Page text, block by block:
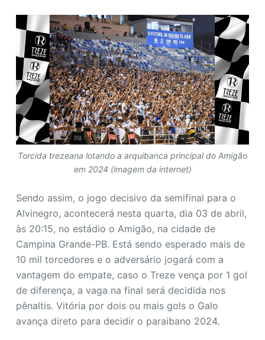
Torcida trezeana lotando a arquibanca principal do Amigão
em 2024 (imagem da internet)
Sendo assim, o jogo decisivo da semifinal para o
Alvinegro, acontecerá nesta quarta, dia 03 de abril,
às 20:15, no estádio o Amigão, na cidade de
Campina Grande-PB. Está sendo esperado mais de
10 mil torcedores e o adversário jogará com a
vantagem do empate, caso o Treze vença por 1 gol
de diferença, a vaga na final será decidida nos
pênaltis. Vitória por dois ou mais gols o Galo
avança direto para decidir o paraibano 2024.